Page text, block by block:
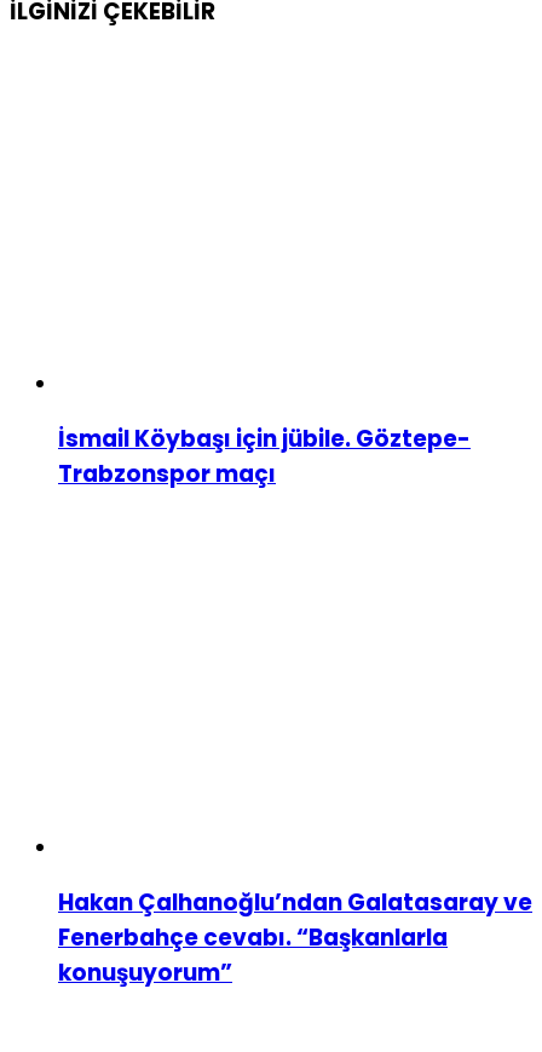
İLGİNİZİ ÇEKEBİLİR
İsmail Köybaşı için jübile. Göztepe-
Trabzonspor maçı
Hakan Çalhanoğlu’ndan Galatasaray ve
Fenerbahçe cevabı. “Başkanlarla
konuşuyorum”